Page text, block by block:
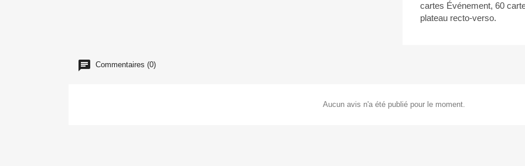
cartes Événement, 60
plateau recto-verso.
Commentaires (0)
Aucun avis n'a été publié pour le moment.